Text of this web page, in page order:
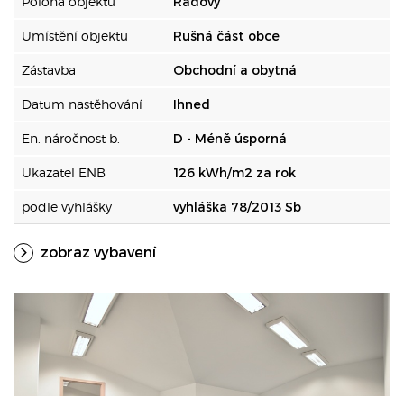
Umístění objektu Rušná část obce
Zástavba Obchodní a obytná
Datum nastěhování Ihned
En. náročnost b. D - Méně úsporná
Ukazatel ENB 126 kWh/m2 za rok
podle vyhlášky vyhláška 78/2013 Sb
zobraz vybavení